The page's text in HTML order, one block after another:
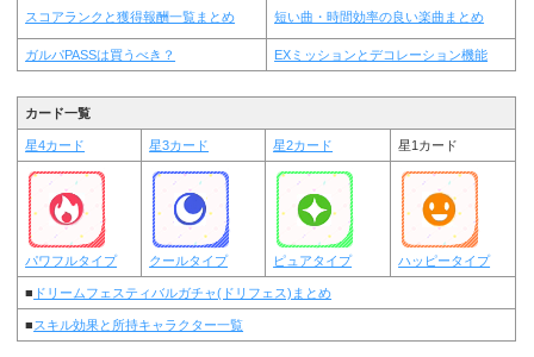
スコアランクと獲得報酬一覧まとめ 短い曲・時間効率の良い楽曲まとめ
ガルパPASSは買うべき？ EXミッションとデコレーション機能
カード一覧
星4カード 星3カード 星2カード 星1カード
パワフルタイプ クールタイプ ピュアタイプ ハッピータイプ
■ ドリームフェスティバルガチャ(ドリフェス)まとめ
■スキル効果と所持キャラクター一覧